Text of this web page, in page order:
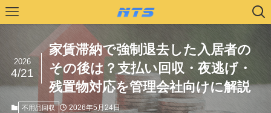
家賃滞納で強制退去した入居者の
その後は？支払い回収・夜逃げ・
残置物対応を管理会社向けに解説
2026
4/21
不用品回収 2026年5月24日